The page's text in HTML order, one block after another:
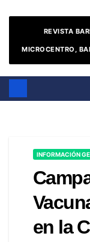
REVISTA
MICROCENTRO,
INFORMACIÓN
en la